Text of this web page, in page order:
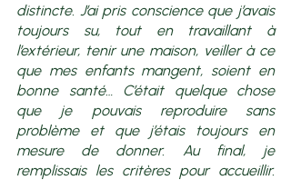
distincte. J’ai pris conscience que j’avais
toujours su, tout en travaillant à
l’extérieur, tenir une maison, veiller à ce
que mes enfants mangent, soient en
bonne santé… C’était quelque chose
que je pouvais reproduire sans
problème et que j’étais toujours en
mesure de donner. Au final, je
remplissais les critères pour accueillir.